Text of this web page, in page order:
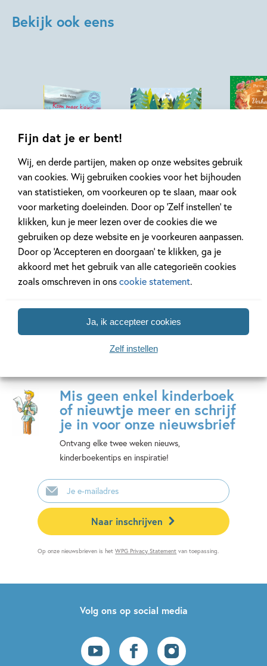
Fijn dat je er bent!
Wij, en derde partijen, maken op onze websites gebruik
van cookies. Wij gebruiken cookies voor het bijhouden
van statistieken, om voorkeuren op te slaan, maar ook
voor marketing doeleinden. Door op ‘Zelf instellen’ te
klikken, kun je meer lezen over de cookies die we
gebruiken op deze website en je voorkeuren aanpassen.
Door op ‘Accepteren en doorgaan’ te klikken, ga je
akkoord met het gebruik van alle categorieën cookies
zoals omschreven in onscookie statement.
Ja, ik accepteer cookies
Zelf instellen
Bekijk ook eens
04-11-2026
Kipjes – Kom
maar, kipjes!
PAKKET (boek +
knuffeltje)
Hilde
Peters
22 ,50
Hardcover
Zo vind je een
yeti
Matt
Hunt
15, 99
Pieter
het bos
Potter
22,99
Mis geen enkel kinderboek
of nieuwtje meer en schrijf
je in voor onze nieuwsbrief
Ontvang elke twee weken nieuws,
kinderboekentips en inspiratie!
E-
mailadres
Naar inschrijven
Op onze nieuwsbrieven is hetWPG Privacy Statement van toepassing.
Volg ons op social media